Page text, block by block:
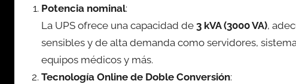
Potencia nominal:
La UPS ofrece una capacidad de3 kVA (3000 VA),
sensibles y de alta demanda como servidores,
equipos médicos y más.
Tecnología Online de Doble Conversión: